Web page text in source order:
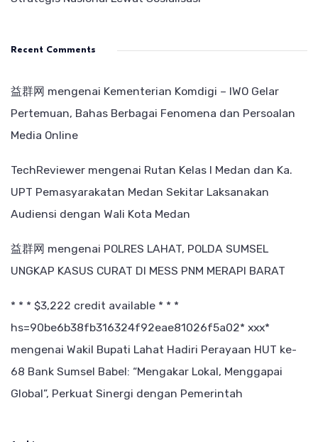
Recent Comments
益群网 mengenai Kementerian Komdigi – IWO Gelar
Pertemuan, Bahas Berbagai Fenomena dan Persoalan
Media Online
TechReviewer mengenai Rutan Kelas I Medan dan Ka.
UPT Pemasyarakatan Medan Sekitar Laksanakan
Audiensi dengan Wali Kota Medan
益群网 mengenai POLRES LAHAT, POLDA SUMSEL
UNGKAP KASUS CURAT DI MESS PNM MERAPI BARAT
* * * $3,222 credit available * * *
hs=90be6b38fb316324f92eae81026f5a02* ххх*
mengenai Wakil Bupati Lahat Hadiri Perayaan HUT ke-
68 Bank Sumsel Babel: “Mengakar Lokal, Menggapai
Global”, Perkuat Sinergi dengan Pemerintah